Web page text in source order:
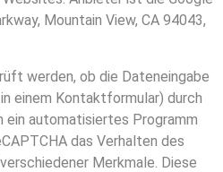
Mountain View, CA 94043,
werden, ob die Dateneingabe
einem Kontaktformular) durch
ein automatisiertes Programm
das Verhalten des
Merkmale. Diese